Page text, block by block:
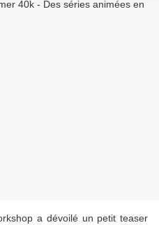
a dévoilé un petit teaser